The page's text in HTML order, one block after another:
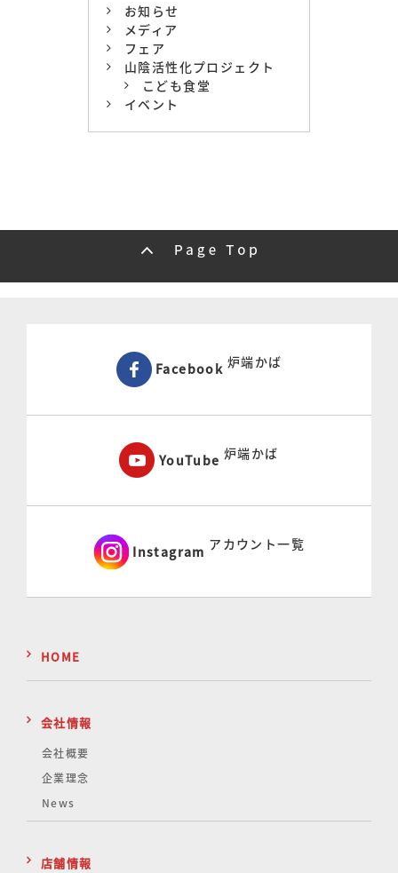
お知らせ
メディア
フェア
山陰活性化プロジェクト
こども食堂
イベント
Facebook 炉端かば
YouTube 炉端かば
Instagram アカウント一覧
HOME
会社情報
会社概要
企業理念
News
店舗情報